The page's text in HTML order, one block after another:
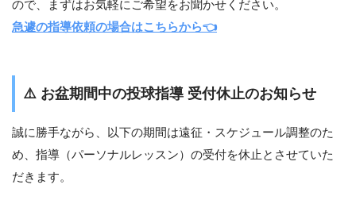
ので、まずはお気軽にご希望をお聞かせください。
急遽の指導依頼の場合はこちらから👈
⚠️ お盆期間中の投球指導 受付休止のお知らせ
誠に勝手ながら、以下の期間は遠征・スケジュール調整のた
め、指導（パーソナルレッスン）の受付を休止とさせていた
だきます。